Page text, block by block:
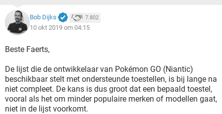
Bob Dijks 7.802
10 okt 2019 om 04:15
Beste Faerts,
De lijst die de ontwikkelaar van Pokémon GO (Niantic)
beschikbaar stelt met ondersteunde toestellen, is bij lange na
niet compleet. De kans is dus groot dat een bepaald toestel,
vooral als het om minder populaire merken of modellen gaat,
niet in de lijst voorkomt.